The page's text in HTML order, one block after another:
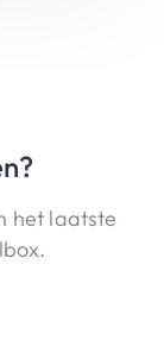
het laatste